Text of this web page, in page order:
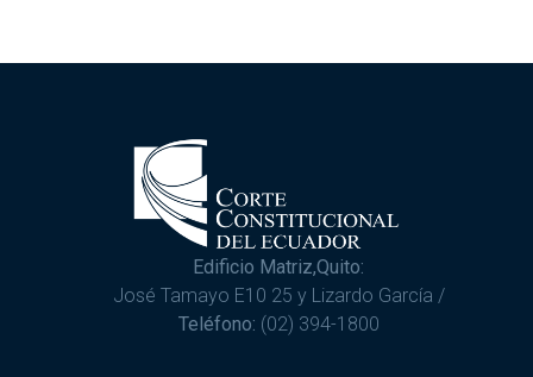
Edificio Matriz,Quito:
José Tamayo E10 25 y Lizardo García /
Teléfono: (02) 394-1800